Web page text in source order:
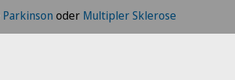
Parkinson oder Multipler Sklerose